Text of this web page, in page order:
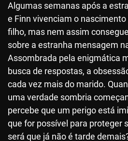
Algumas semanas após a
e Finn vivenciam o
filho, mas nem assim
sobre a estranha mensagem
Assombrada pela enigmática
busca de respostas, a
cada vez mais do marido.
uma verdade sombria
percebe que um perigo está
que for possível para proteger
será que já não é tarde